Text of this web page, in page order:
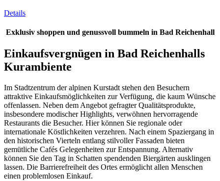
Details
Exklusiv shoppen und genussvoll bummeln in Bad Reichenhall
Einkaufsvergnügen in Bad Reichenhalls
Kurambiente
Im Stadtzentrum der alpinen Kurstadt stehen den Besuchern
attraktive Einkaufsmöglichkeiten zur Verfügung, die kaum Wünsche
offenlassen. Neben dem Angebot gefragter Qualitätsprodukte,
insbesondere modischer Highlights, verwöhnen hervorragende
Restaurants die Besucher. Hier können Sie regionale oder
internationale Köstlichkeiten verzehren. Nach einem Spaziergang in
den historischen Vierteln entlang stilvoller Fassaden bieten
gemütliche Cafés Gelegenheiten zur Entspannung. Alternativ
können Sie den Tag in Schatten spendenden Biergärten ausklingen
lassen. Die Barrierefreiheit des Ortes ermöglicht allen Menschen
einen problemlosen Einkauf.